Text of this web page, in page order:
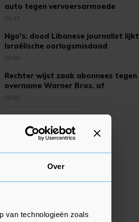
Over
van technologieën zoals
auto tegen vervoersarmoede
08:13
Ngo's: dood Libanese journalist lijkt
Israëlische oorlogsmisdaad
08:06
Rechter wijst zaak abonnees tegen
overname Warner Bros. af
08:00